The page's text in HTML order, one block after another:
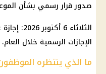
صدور قرار رسمي بشأن
الثلاثاء
الإجازات الرسمية خلال العام.
ما الذي ينتظره